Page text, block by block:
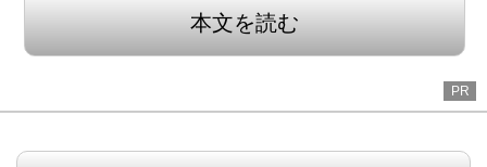
本文を読む
PR